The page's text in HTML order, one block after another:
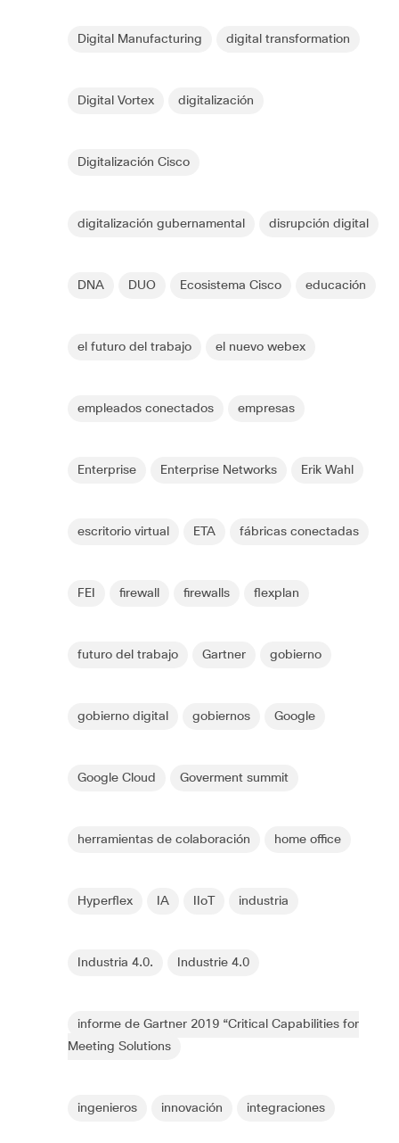
Digital Manufacturing digital transformation
Digital Vortex digitalización
Digitalización Cisco
digitalización gubernamental disrupción digital
DNA DUO Ecosistema Cisco educación
el futuro del trabajo el nuevo webex
empleados conectados empresas
Enterprise Enterprise Networks Erik Wahl
escritorio virtual ETA fábricas conectadas
FEI firewall firewalls flexplan
futuro del trabajo Gartner gobierno
gobierno digital gobiernos Google
Google Cloud Goverment summit
herramientas de colaboración home office
Hyperflex IA IIoT industria
Industria 4.0. Industrie 4.0
informe de Gartner 2019 “Critical Capabilities for
Meeting Solutions
ingenieros innovación integraciones